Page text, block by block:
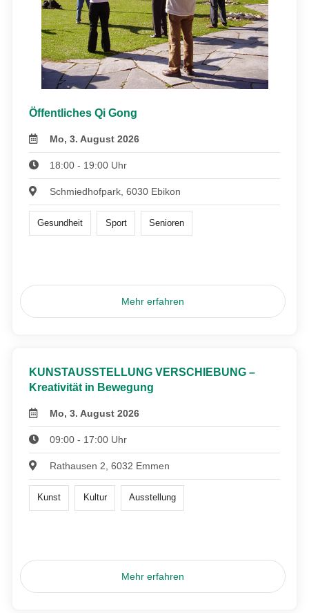
Öffentliches Qi Gong
Mo, 3. August 2026
18:00 - 19:00 Uhr
Schmiedhofpark, 6030 Ebikon
Gesundheit Sport Senioren
Mehr erfahren
KUNSTAUSSTELLUNG VERSCHIEBUNG –
Kreativität in Bewegung
Mo, 3. August 2026
09:00 - 17:00 Uhr
Rathausen 2, 6032 Emmen
Kunst Kultur Ausstellung
Mehr erfahren